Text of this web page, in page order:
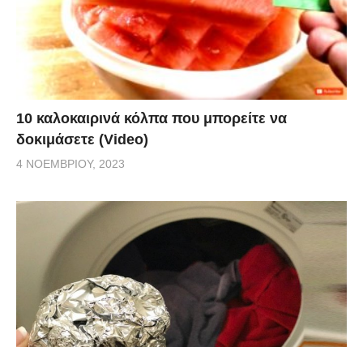
10 καλοκαιρινά κόλπα που μπορείτε να
δοκιμάσετε (Video)
4 ΝΟΕΜΒΡΊΟΥ, 2023